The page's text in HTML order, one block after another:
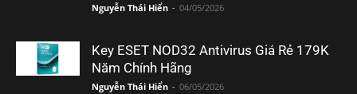
Nguyễn Thái Hiển - 04/05/2026
Key ESET NOD32 Antivirus Giá Rẻ 179K
Năm Chính Hãng
Nguyễn Thái Hiển - 06/05/2026